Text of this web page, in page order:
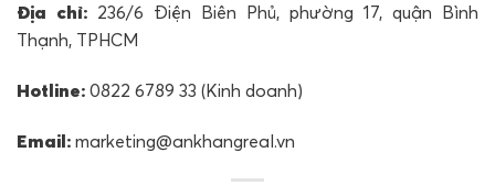
Địa chỉ: 236/6 Điện Biên Phủ, phường 17, quận Bình
Thạnh, TPHCM
Hotline: 0822 6789 33 (Kinh doanh)
Email: marketing@ankhangreal.vn